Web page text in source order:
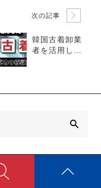
次の記事
韓国古着卸業
者を活用した